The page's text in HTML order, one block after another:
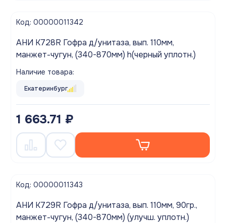
Код: 00000011342
АНИ K728R Гофра д/унитаза, вып. 110мм,
манжет-чугун, (340-870мм) h(черный уплотн.)
Наличие товара:
Екатеринбург
1 663.71 ₽
Код: 00000011343
АНИ K729R Гофра д/унитаза, вып. 110мм, 90гр.,
манжет-чугун, (340-870мм) (улучш. уплотн.)